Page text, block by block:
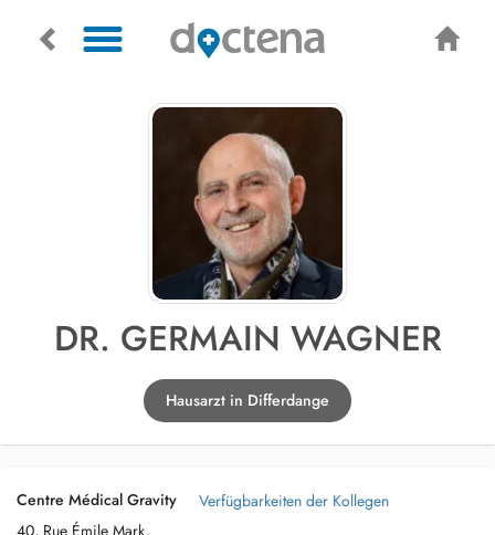
DR. GERMAIN WAGNER
Hausarzt in Differdange
Centre Médical Gravity
40, Rue Émile Mark,
Verfügbarkeiten der Kollegen